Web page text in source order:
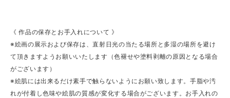
《 作品の保存とお手入れについて 》
※絵画の展示および保存は、直射日光の当たる場所と多湿の場所を避け
て頂きますようお願いいたします（色褪せや塗料剥離の原因となる場合
がございます）
※絵肌には出来るだけ素手で触らないようにお願い致します。手脂や汚
れが付着し色味や絵肌の質感が変化する場合がございます。お手入れの